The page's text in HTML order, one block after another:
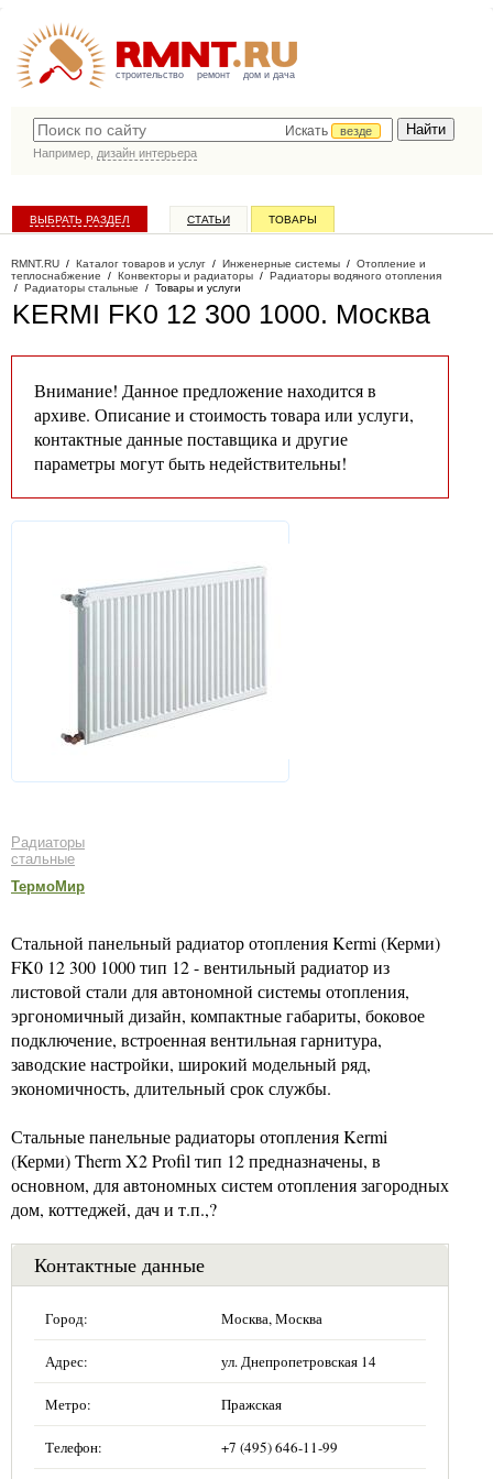
строительство ремонт дом и дача
Искать
везде
Например, дизайн интерьера
ВЫБРАТЬ РАЗДЕЛ СТАТЬИ ТОВАРЫ
RMNT.RU / Каталог товаров и услуг / Инженерные системы / Отопление и
теплоснабжение / Конвекторы и радиаторы / Радиаторы водяного отопления
/ Радиаторы стальные / Товары и услуги
KERMI FK0 12 300 1000. Москва
Внимание! Данное предложение находится в
архиве. Описание и стоимость товара или услуги,
контактные данные поставщика и другие
параметры могут быть недействительны!
Радиаторы
стальные
ТермоМир
Стальной панельный радиатор отопления Kermi (Керми)
FK0 12 300 1000 тип 12 - вентильный радиатор из
листовой стали для автономной системы отопления,
эргономичный дизайн, компактные габариты, боковое
подключение, встроенная вентильная гарнитура,
заводские настройки, широкий модельный ряд,
экономичность, длительный срок службы.
Стальные панельные радиаторы отопления Kermi
(Керми) Therm X2 Profil тип 12 предназначены, в
основном, для автономных систем отопления загородных
дом, коттеджей, дач и т.п.,?
Контактные данные
Город: Москва, Москва
Адрес: ул. Днепропетровская 14
Метро: Пражская
Телефон: +7 (495) 646-11-99